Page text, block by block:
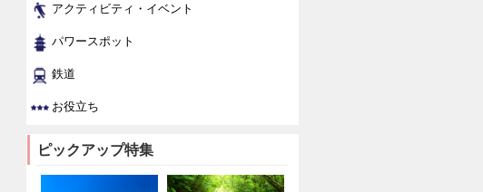
アクティビティ・イベント
パワースポット
鉄道
お役立ち
ピックアップ特集